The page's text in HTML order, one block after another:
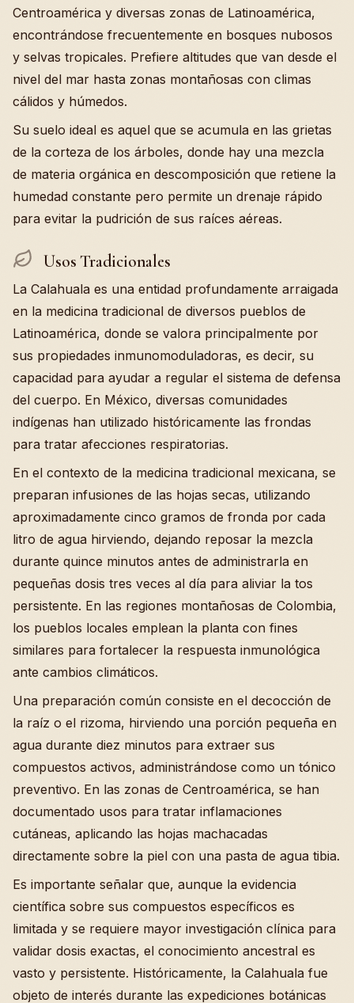
Centroamérica y diversas zonas de Latinoamérica,
encontrándose frecuentemente en bosques nubosos
y selvas tropicales. Prefiere altitudes que van desde el
nivel del mar hasta zonas montañosas con climas
cálidos y húmedos.
Su suelo ideal es aquel que se acumula en las grietas
de la corteza de los árboles, donde hay una mezcla
de materia orgánica en descomposición que retiene la
humedad constante pero permite un drenaje rápido
para evitar la pudrición de sus raíces aéreas.
Usos Tradicionales
La Calahuala es una entidad profundamente arraigada
en la medicina tradicional de diversos pueblos de
Latinoamérica, donde se valora principalmente por
sus propiedades inmunomoduladoras, es decir, su
capacidad para ayudar a regular el sistema de defensa
del cuerpo. En México, diversas comunidades
indígenas han utilizado históricamente las frondas
para tratar afecciones respiratorias.
En el contexto de la medicina tradicional mexicana, se
preparan infusiones de las hojas secas, utilizando
aproximadamente cinco gramos de fronda por cada
litro de agua hirviendo, dejando reposar la mezcla
durante quince minutos antes de administrarla en
pequeñas dosis tres veces al día para aliviar la tos
persistente. En las regiones montañosas de Colombia,
los pueblos locales emplean la planta con fines
similares para fortalecer la respuesta inmunológica
ante cambios climáticos.
Una preparación común consiste en el decocción de
la raíz o el rizoma, hirviendo una porción pequeña en
agua durante diez minutos para extraer sus
compuestos activos, administrándose como un tónico
preventivo. En las zonas de Centroamérica, se han
documentado usos para tratar inflamaciones
cutáneas, aplicando las hojas machacadas
directamente sobre la piel con una pasta de agua tibia.
Es importante señalar que, aunque la evidencia
científica sobre sus compuestos específicos es
limitada y se requiere mayor investigación clínica para
validar dosis exactas, el conocimiento ancestral es
vasto y persistente. Históricamente, la Calahuala fue
objeto de interés durante las expediciones botánicas